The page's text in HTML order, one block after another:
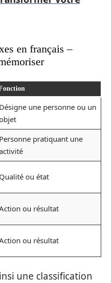
en français –
Désigne une personne ou un
Personne pratiquant une
Qualité ou état
ou résultat
ou résultat
une classification